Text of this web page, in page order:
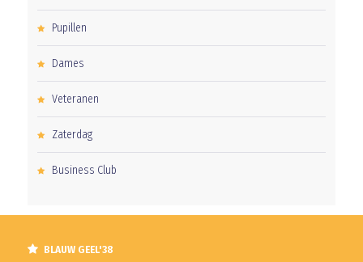
Pupillen
Dames
Veteranen
Zaterdag
Business Club
BLAUW GEEL'38